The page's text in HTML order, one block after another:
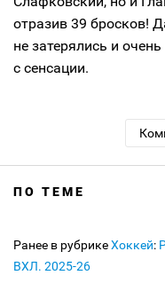
отразив 39 бросков!
не затерялись и
с сенсации.
ПО ТЕМЕ
Ранее в рубрикеХоккей:
ВХЛ. 2025-26